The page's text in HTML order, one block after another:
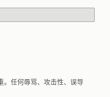
。任何辱骂、攻击性、误导